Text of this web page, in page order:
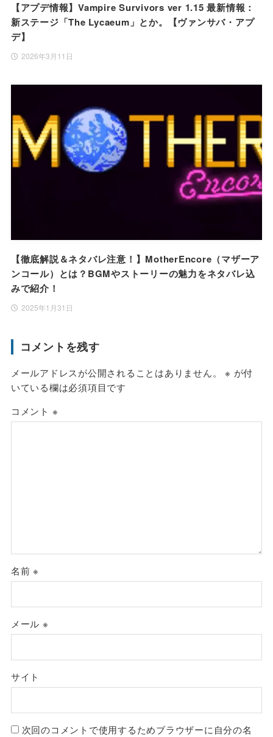
【アプデ情報】Vampire Survivors ver 1.15 最新情報：
新ステージ「The Lycaeum」とか。【ヴァンサバ・アプ
デ】
2026年3月11日
【徹底解説＆ネタバレ注意！】MotherEncore（マザーア
ンコール）とは？BGMやストーリーの魅力をネタバレ込
みで紹介！
2025年1月31日
コメントを残す
メールアドレスが公開されることはありません。 ※ が付
いている欄は必須項目です
コメント ※
名前※
メール ※
サイト
次回のコメントで使用するためブラウザーに自分の名